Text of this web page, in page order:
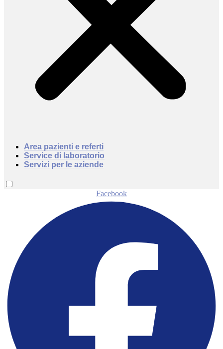
Area pazienti e referti
Service di laboratorio
Servizi per le aziende
Facebook